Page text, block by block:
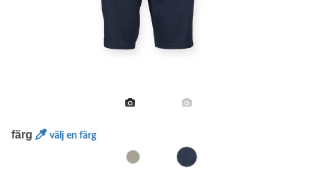
färg välj en färg